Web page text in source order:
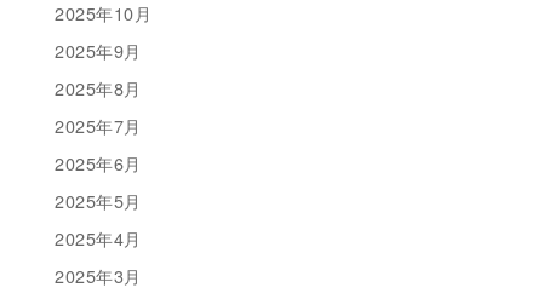
2025年10月
2025年9月
2025年8月
2025年7月
2025年6月
2025年5月
2025年4月
2025年3月